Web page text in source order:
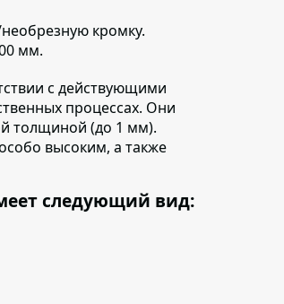
кромку.
мм.
с действующими
процессах. Они
толщиной (до 1 мм).
высоким, а также
следующий вид: